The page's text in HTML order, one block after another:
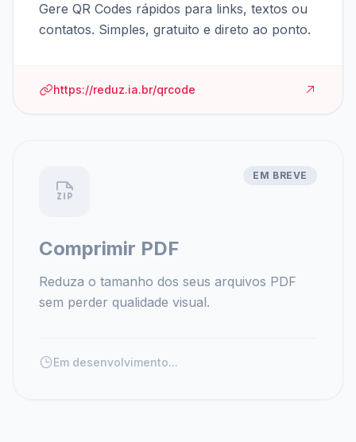
Gere QR Codes rápidos para links, textos ou
contatos. Simples, gratuito e direto ao ponto.
https://reduz.ia.br/qrcode
EM BREVE
Comprimir PDF
Reduza o tamanho dos seus arquivos PDF
sem perder qualidade visual.
Em desenvolvimento...